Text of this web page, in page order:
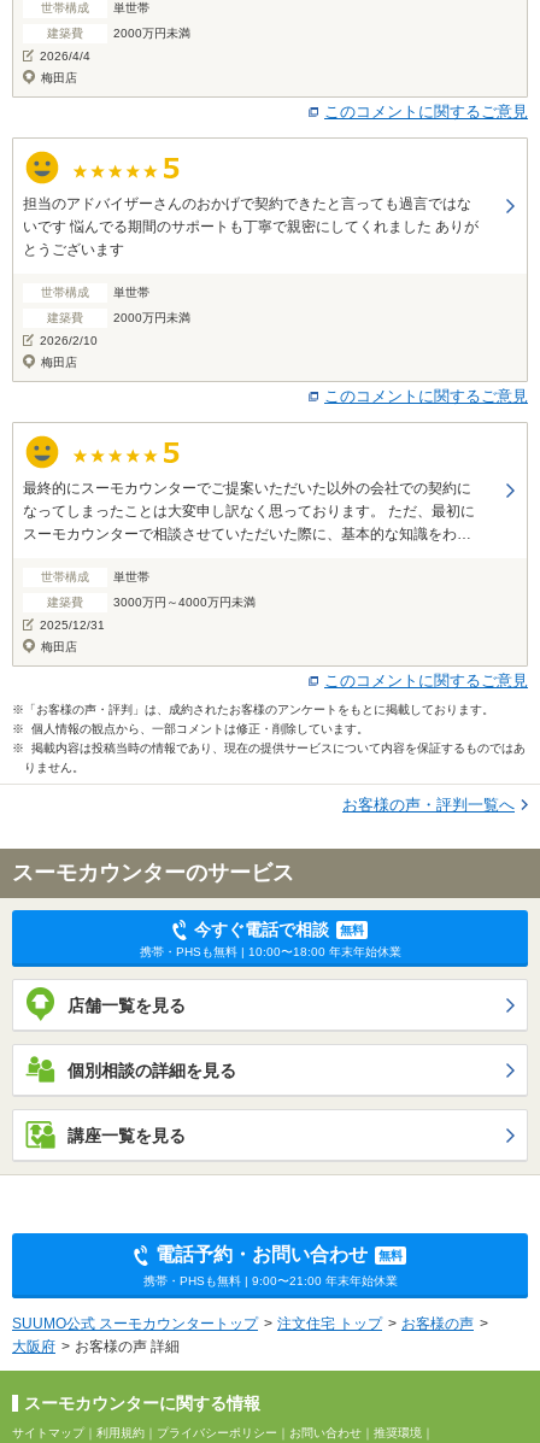
会になりました。親身になってくださりありがとうございました。
世帯構成
単世帯
建築費
2000万円未満
2026/4/4
梅田店
このコメントに関するご意見
担当のアドバイザーさんのおかげで契約できたと言っても過言ではな
いです 悩んでる期間のサポートも丁寧で親密にしてくれました ありが
とうございます
世帯構成
単世帯
建築費
2000万円未満
2026/2/10
梅田店
このコメントに関するご意見
最終的にスーモカウンターでご提案いただいた以外の会社での契約に
なってしまったことは大変申し訳なく思っております。 ただ、最初に
スーモカウンターで相談させていただいた際に、基本的な知識をわか
社の特徴や比較したときの違い、迷っているポイントの整理など、親
身にご対応いただいて大変ありがたかったです。 最初の何も知識のな
い状態でスーモカウンターを利用しましたが、本当に助かりました。
ありがとうございました。
世帯構成
単世帯
建築費
3000万円～4000万円未満
2025/12/31
梅田店
このコメントに関するご意見
※「お客様の声・評判」は、成約されたお客様のアンケートをもとに掲載しております。
※ 個人情報の観点から、一部コメントは修正・削除しています。
※ 掲載内容は投稿当時の情報であり、現在の提供サービスについて内容を保証するものではあ
りません。
お客様の声・評判一覧へ
スーモカウンターのサービス
今すぐ電話で相談
無料
携帯・PHSも無料 | 10:00〜18:00 年末年始休業
店舗一覧を見る
個別相談の詳細を見る
講座一覧を見る
電話予約・お問い合わせ
無料
携帯・PHSも無料 | 9:00〜21:00 年末年始休業
SUUMO公式 スーモカウンタートップ 注文住宅 トップ
お客様の声
大阪府
お客様の声 詳細
スーモカウンターに関する情報
サイトマップ｜ 利用規約 ｜ プライバシーポリシー ｜ お問い合わせ ｜ 推奨環境 ｜